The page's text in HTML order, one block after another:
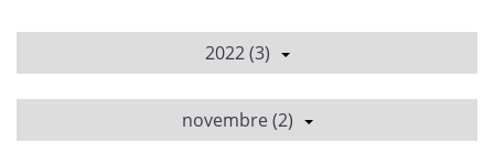
2022 (3)
novembre (2)